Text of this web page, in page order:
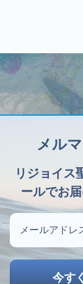
メル
リジョイス
ールでお届